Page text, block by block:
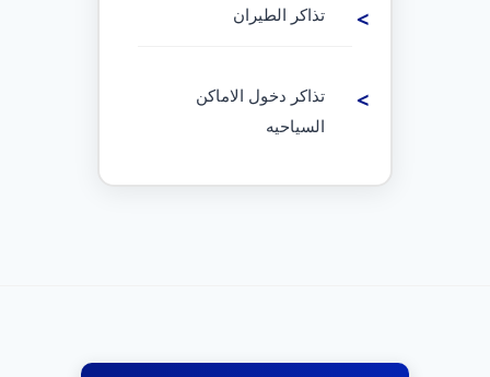
تذاكر الطيران
تذاكر دخول الاماكن
السياحيه